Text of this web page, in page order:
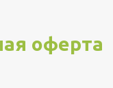
оферта